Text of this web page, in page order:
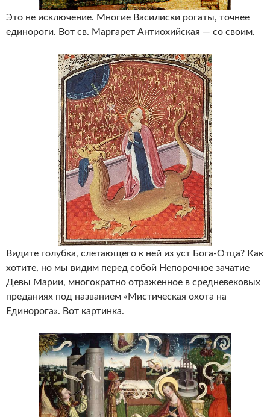
Это не исключение. Многие Василиски рогаты, точнее
единороги. Вот св. Маргарет Антиохийская — со своим.
Видите голубка, слетающего к ней из уст Бога-Отца? Как
хотите, но мы видим перед собой Непорочное зачатие
Девы Марии, многократно отраженное в средневековых
преданиях под названием «Мистическая охота на
Единорога». Вот картинка.